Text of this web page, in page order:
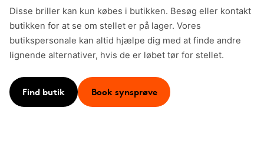
Disse briller kan kun købes i butikken. Besøg eller kontakt
butikken for at se om stellet er på lager. Vores
butikspersonale kan altid hjælpe dig med at finde andre
lignende alternativer, hvis de er løbet tør for stellet.
Find butik Book synsprøve